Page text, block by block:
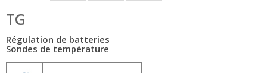
TG
Régulation de batteries
Sondes de température